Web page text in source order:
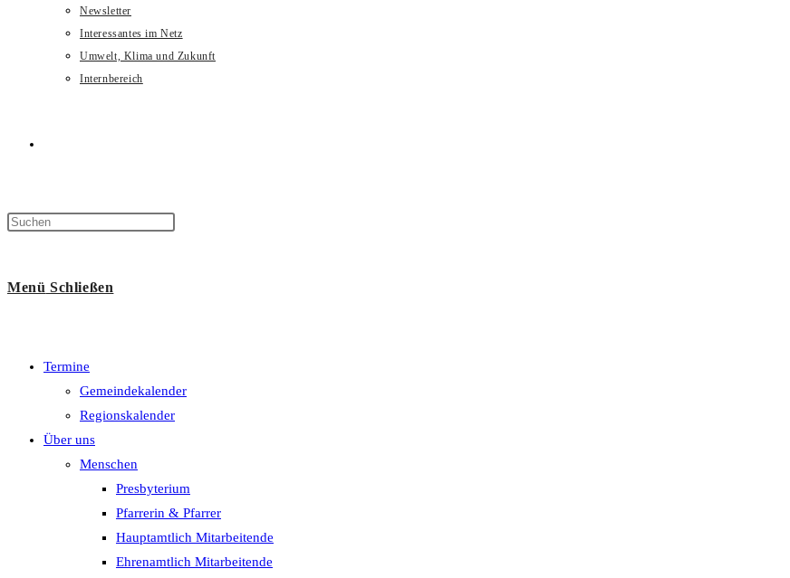
Newsletter
Interessantes im Netz
Umwelt, Klima und Zukunft
Internbereich
umschalten
Menü Schließen
Termine
Gemeindekalender
Regionskalender
Über uns
Menschen
Presbyterium
Pfarrerin & Pfarrer
Hauptamtlich Mitarbeitende
Ehrenamtlich Mitarbeitende